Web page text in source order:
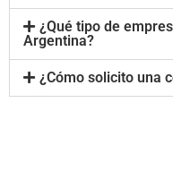
¿Qué tipo de
Argentina?
¿Cómo solicito una